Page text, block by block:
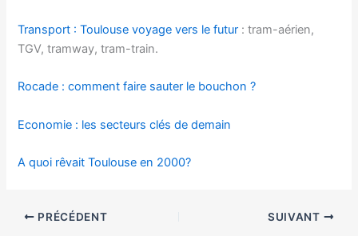
Transport : Toulouse voyage vers le futur : tram-aérien,
TGV, tramway, tram-train.
Rocade : comment faire sauter le bouchon ?
Economie : les secteurs clés de demain
A quoi rêvait Toulouse en 2000?
PRÉCÉDENT SUIVANT